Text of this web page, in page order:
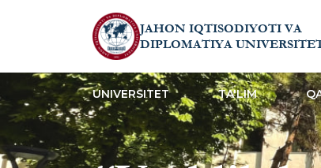
JAHON IQTISODIYOTI VA
DIPLOMATIYA
UNIVERSITET TA'LIM